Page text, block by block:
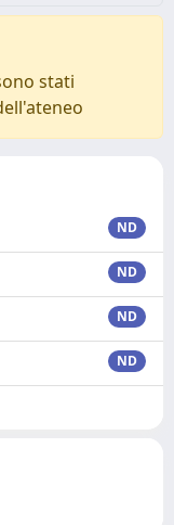
stati
ND
ND
ND
ND